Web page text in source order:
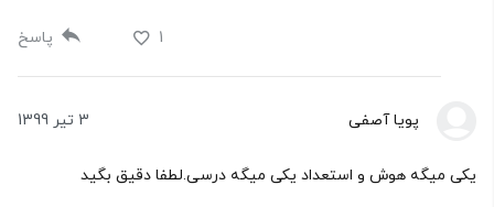
1 پاسخ
پویا آصفی 3 تیر 1399
یکی میگه هوش و استعداد یکی میگه درسی.لطفا دقیق بگید